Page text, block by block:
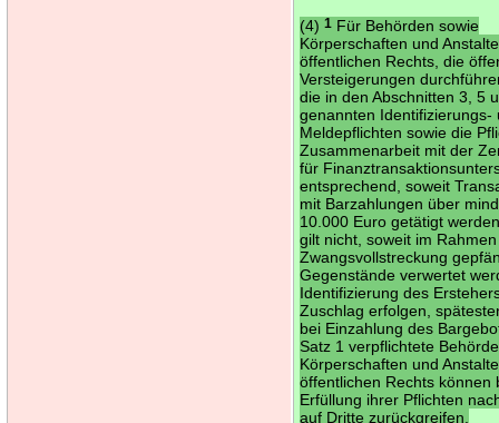
(4)1 Für Behörden sowie
Körperschaften und
öffentlichen Rechts, die
Versteigerungen
die in den Abschnitten 3, 5
genannten Identifizierungs-
Meldepflichten sowie die
Zusammenarbeit mit der
für
entsprechend, soweit
mit Barzahlungen über
10.000 Euro getätigt
gilt nicht, soweit im
Zwangsvollstreckung
Gegenstände verwertet
Identifizierung des
Zuschlag erfolgen,
bei Einzahlung des
Satz 1 verpflichtete
Körperschaften und
öffentlichen Rechts können
Erfüllung ihrer Pflichten
auf Dritte zurückgreifen.